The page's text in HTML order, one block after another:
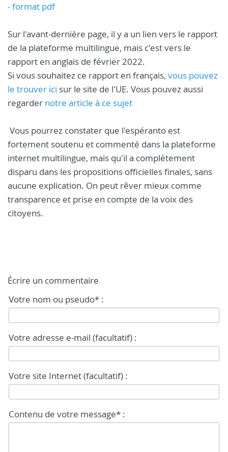
- format pdf
Sur l'avant-dernière page, il y a un lien vers le rapport
de la plateforme multilingue, mais c'est vers le
rapport en anglais de février 2022.
Si vous souhaitez ce rapport en français, vous pouvez
le trouver ici sur le site de l'UE. Vous pouvez aussi
regarder notre article à ce sujet
Vous pourrez constater que l'espéranto est
fortement soutenu et commenté dans la plateforme
internet multilingue, mais qu'il a complètement
disparu dans les propositions officielles finales, sans
aucune explication. On peut rêver mieux comme
transparence et prise en compte de la voix des
citoyens.
Écrire un commentaire
Votre nom ou pseudo* :
Votre adresse e-mail (facultatif) :
Votre site Internet (facultatif) :
Contenu de votre message* :